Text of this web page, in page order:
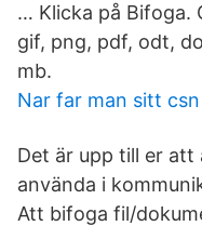
… Klicka på Bifoga.
gif, png, pdf, odt,
mb.
Nar far man sitt csn
Det är upp till er
använda i
Att bifoga fil/